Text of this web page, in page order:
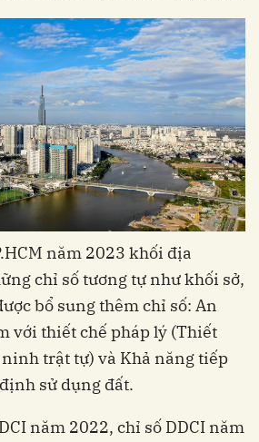
năm 2023 khối địa
chỉ số tương tự như khối sở,
bổ sung thêm chỉ số: An
với thiết chế pháp lý (Thiết
trật tự) và Khả năng tiếp
sử dụng đất.
năm 2022, chỉ số DDCI năm